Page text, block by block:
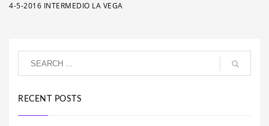
4-5-2016 INTERMEDIO LA VEGA
RECENT POSTS